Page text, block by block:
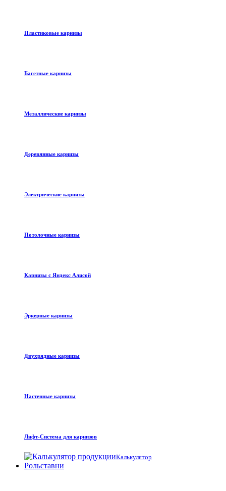
Пластиковые карнизы
Багетные карнизы
Металлические карнизы
Деревянные карнизы
Электрические карнизы
Потолочные карнизы
Карнизы с Яндекс Алисой
Эркерные карнизы
Двухрядные карнизы
Настенные карнизы
Лифт-Система для карнизов
Калькулятор
Рольставни